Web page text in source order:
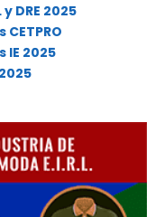
DRE 2025
IE 2025